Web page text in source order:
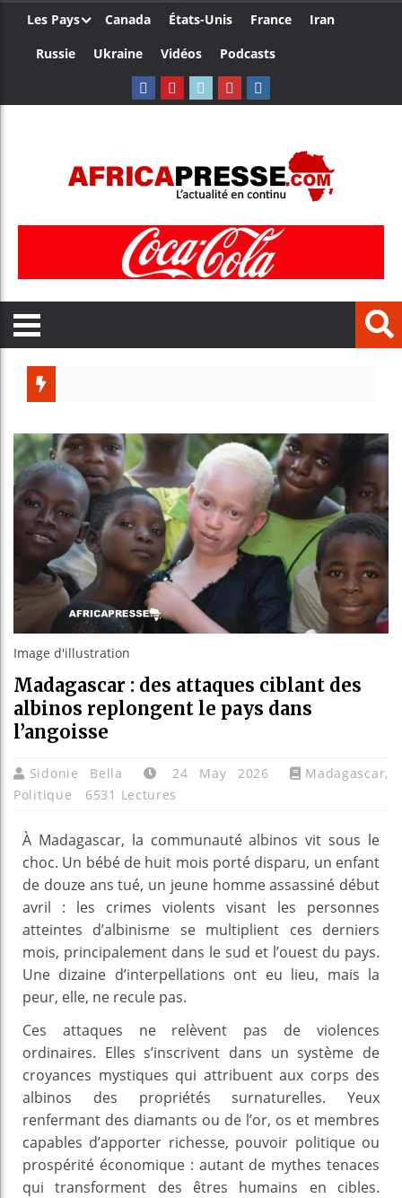
Les Pays Canada États-Unis France
Iran
Russie
Ukraine Vidéos Podcasts
Bénin
Image d'illustration
Madagascar : des attaques ciblant des
albinos replongent le pays dans
l’angoisse
Sidonie Bella 24 May 2026 Madagascar,
Politique
6531 Lectures
À Madagascar, la communauté albinos vit sous le
choc. Un bébé de huit mois porté disparu, un enfant
de douze ans tué, un jeune homme assassiné début
avril : les crimes violents visant les personnes
atteintes d’albinisme se multiplient ces derniers
mois, principalement dans le sud et l’ouest du pays.
Une dizaine d’interpellations ont eu lieu, mais la
peur, elle, ne recule pas.
Ces attaques ne relèvent pas de violences
ordinaires. Elles s’inscrivent dans un système de
croyances mystiques qui attribuent aux corps des
albinos des propriétés surnaturelles. Yeux
renfermant des diamants ou de l’or, os et membres
capables d’apporter richesse, pouvoir politique ou
prospérité économique : autant de mythes tenaces
qui transforment des êtres humains en cibles.